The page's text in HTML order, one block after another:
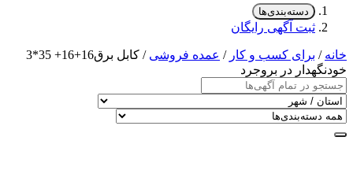
دسته‌بندی‌ها
ثبت آگهی رایگان
خانه/ برای کسب و کار / عمده فروشی
/ کابل برق16+16+ 35*3
خودنگهدار در بروجرد